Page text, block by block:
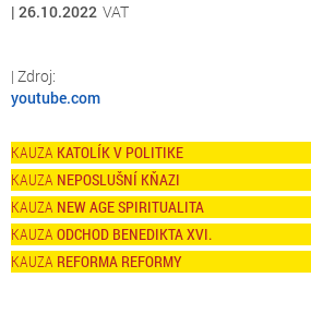
26.10.2022 VAT
youtube.com
KATOLÍK V POLITIKE
NEPOSLUŠNÍ KŇAZI
NEW AGE SPIRITUALITA
ODCHOD BENEDIKTA XVI.
REFORMA REFORMY